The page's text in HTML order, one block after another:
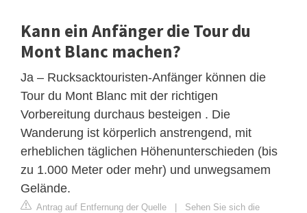
Kann ein Anfänger die Tour du
Mont Blanc machen?
Ja – Rucksacktouristen-Anfänger können die
Tour du Mont Blanc mit der richtigen
Vorbereitung durchaus besteigen . Die
Wanderung ist körperlich anstrengend, mit
erheblichen täglichen Höhenunterschieden (bis
zu 1.000 Meter oder mehr) und unwegsamem
Gelände.
Antrag auf Entfernung der Quelle | Sehen Sie sich die